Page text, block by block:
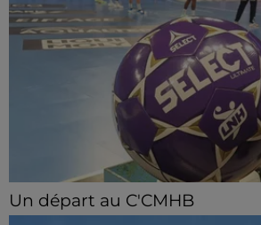
Un départ au C'CMHB